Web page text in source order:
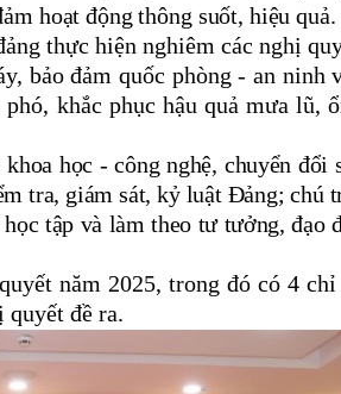
hoạt động thông suốt, hiệu quả.
thực hiện nghiêm các nghị
bảo đảm quốc phòng - an
khắc phục hậu quả mưa lũ,
học - công nghệ, chuyển
tra, giám sát, kỷ luật Đảng; chú
tập và làm theo tư tưởng, đạo
năm 2025, trong đó có 4
đề ra.